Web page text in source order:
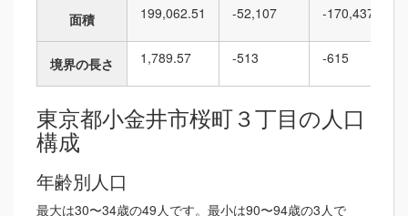
面積 199,062.51 -52,107 -170,437
境界の長さ 1,789.57 -513 -615
東京都小金井市桜町３丁目の人口
構成
年齢別人口
最大は30〜34歳の49人です。最小は90〜94歳の3人で